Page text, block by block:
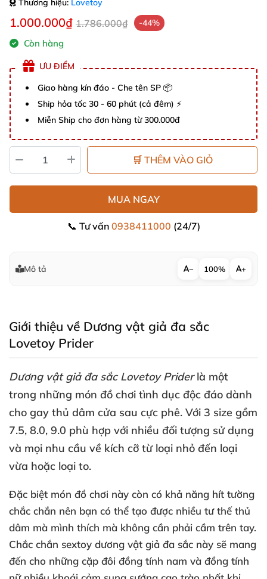
Thương hiệu: Lovetoy
1.000.000₫ 1.786.000₫ -44%
Còn hàng
ƯU ĐIỂM
Giao hàng kín đáo - Che tên SP 📦
Ship hỏa tốc 30 - 60 phút (cả đêm) ⚡
Miễn Ship cho đơn hàng từ 300.000đ
🛒 THÊM VÀO GIỎ
MUA NGAY
📞 Tư vấn 0938411000 (24/7)
Mô tả − 100% +
Giới thiệu về Dương vật giả đa sắc
Lovetoy Prider
Dương vật giả đa sắc Lovetoy Priderlà một
trong những món đồ chơi tình dục độc đáo dành
cho gay thủ dâm cửa sau cực phê. Với 3 size gồm
7.5, 8.0, 9.0 phù hợp với nhiều đối tượng sử dụng
và mọi nhu cầu về kích cỡ từ loại nhỏ đến loại
vừa hoặc loại to.
Đặc biệt món đồ chơi này còn có khả năng hít tường
chắc chắn nên bạn có thể tạo được nhiều tư thế thủ
dâm mà mình thích mà không cần phải cầm trên tay.
Chắc chắn sextoy dương vật giả đa sắc này sẽ mang
đến cho những cặp đôi đồng tính nam và đồng tính